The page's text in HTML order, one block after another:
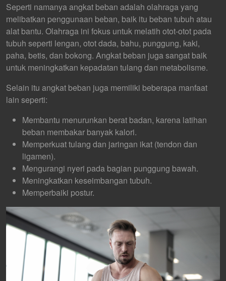
Seperti namanya angkat beban adalah olahraga yang
melibatkan penggunaan beban, baik itu beban tubuh atau
alat bantu. Olahraga ini fokus untuk melatih otot-otot pada
tubuh seperti lengan, otot dada, bahu, punggung, kaki,
paha, betis, dan bokong. Angkat beban juga sangat baik
untuk meningkatkan kepadatan tulang dan metabolisme.
Selain itu angkat beban juga memiliki beberapa manfaat
lain seperti:
Membantu menurunkan berat badan, karena latihan
beban membakar banyak kalori.
Memperkuat tulang dan jaringan ikat (tendon dan
ligamen).
Mengurangi nyeri pada bagian punggung bawah.
Meningkatkan keseimbangan tubuh.
Memperbaiki postur.